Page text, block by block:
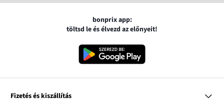
bonprix app:
töltsd le és élvezd az előnyeit!
Fizetés és kiszállítás